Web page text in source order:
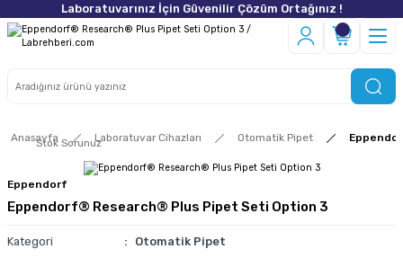
Laboratuvarınız İçin Güvenilir Çözüm Ortağınız !
Anasayfa Laboratuvar Cihazları Otomatik Pipet
Stok Sorunuz
Eppendorf
Eppendorf® Research® Plus Pipet Seti Option 3
Kategori
Otomatik Pipet